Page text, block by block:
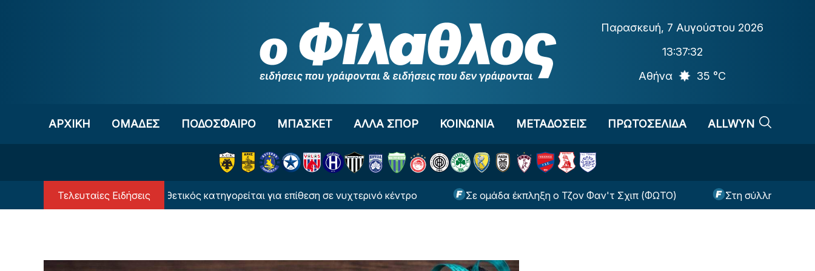
Παρασκευή, 7 Αυγούστου 2026
13:37:32
Αθήνα
35 °C
ΑΡΧΙΚΗ OΜΑΔΕΣ ΠΟΔΟΣΦΑΙΡΟ ΜΠΑΣΚΕΤ ΑΛΛΑ ΣΠΟΡ ΚΟΙΝΩΝΙΑ ΜΕΤΑΔΟΣΕΙΣ ΠΡΩΤΟΣΕΛΙΔΑ ALLWYN
Τελευταίες Ειδήσεις
Άγγλος σούπερ επιθετικός κατηγορείται για επίθεση σε νυχτερινό κέντρο Σε ομάδα έκπληξη ο Τζον Φαν'τ Σχιπ (ΦΩΤΟ) Στη σύλληψη 12 ατόμων